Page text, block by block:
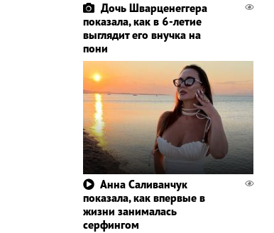
Дочь Шварценеггера
показала, как в 6-летие
выглядит его внучка на
пони
Анна Саливанчук
показала, как впервые в
жизни занималась
серфингом